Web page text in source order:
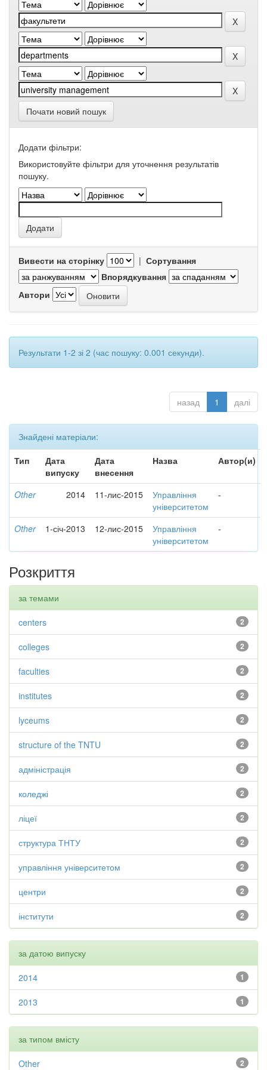
Почати новий пошук
Додати фільтри:
Використовуйте фільтри для уточнення результатів
пошуку.
Вивести на сторінку | Сортування
Впорядкування
Автори
Результати 1-2 зі 2 (час пошуку: 0.001 секунди).
назад 1 далі
Знайдені матеріали:
Тип
Дата
випуску
Дата
внесення
Назва Автор(и)
Other 2014 11-лис-2015
Управління
університетом
-
Other 1-січ-2013 12-лис-2015
Управління
університетом
-
Розкриття
за темами
2
centers
2
colleges
2
faculties
2
institutes
2
lyceums
2
structure of the TNTU
2
адміністрація
2
коледжі
2
ліцеї
2
структура ТНТУ
2
управління університетом
2
центри
2
інститути
за датою випуску
1
2014
1
2013
за типом вмісту
2
Other